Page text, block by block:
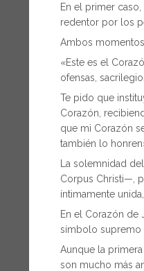
En el primer
redentor por los
Ambos
«Este es el
ofensas,
Te pido que
Corazón,
que mi Corazón
también lo
La solemnidad
Corpus Christi—,
íntimamente
En el Corazón de
símbolo supremo
Aunque la
son mucho más